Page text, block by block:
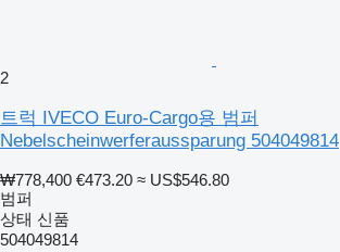
2
트럭 IVECO Euro-Cargo용 범퍼
Nebelscheinwerferaussparung 504049814
₩778,400 €473.20 ≈ US$546.80
범퍼
상태 신품
504049814